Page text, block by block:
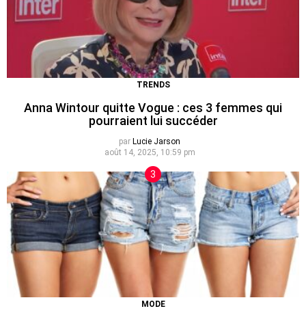
TRENDS
Anna Wintour quitte Vogue : ces 3 femmes qui
pourraient lui succéder
par Lucie Jarson
août 14, 2025, 10:59 pm
MODE